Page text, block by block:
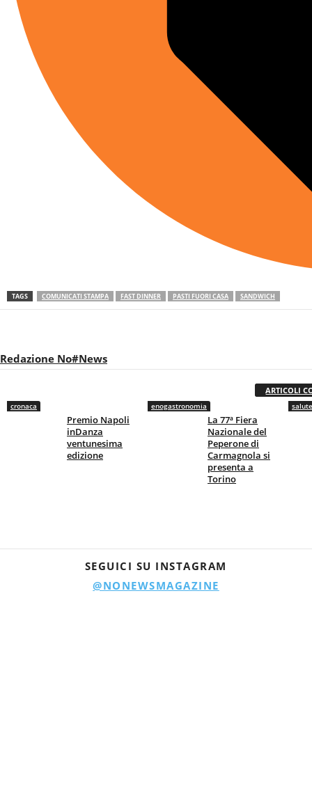
TAGS COMUNICATI STAMPA FAST DINNER PASTI FUORI CASA SANDWICH
Redazione No#News
ARTICOLI
cronaca
Premio Napoli
inDanza
ventunesima
edizione
enogastronomia
La 77ª Fiera
Nazionale del
Peperone di
Carmagnola si
presenta a
Torino
SEGUICI SU INSTAGRAM
@NONEWSMAGAZINE